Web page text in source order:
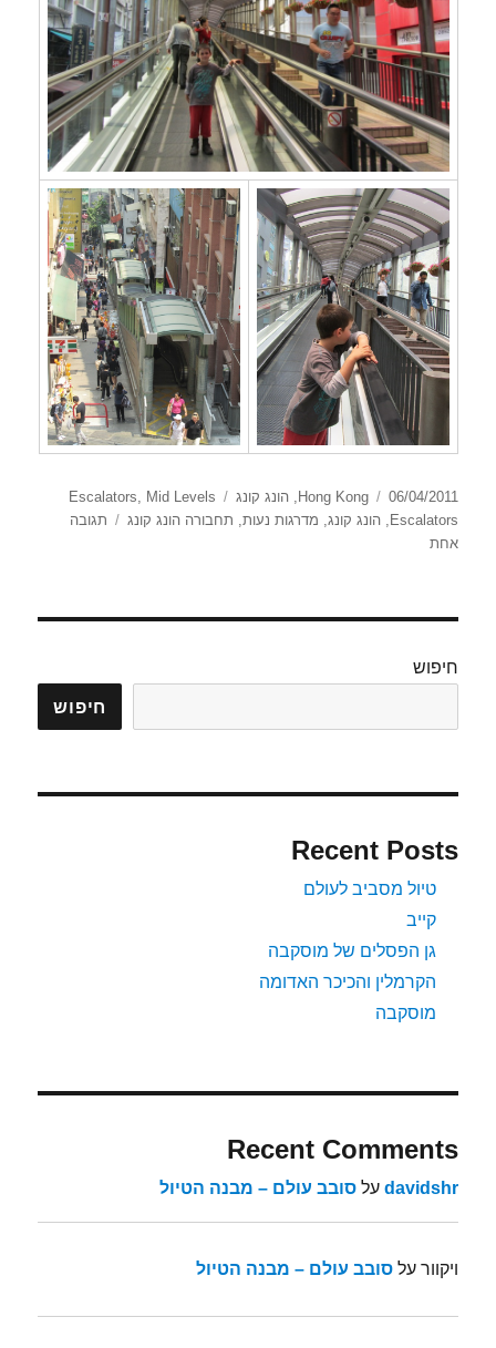
פורסם
בתאריך
06/04/2011 קטגוריות
Hong Kong
,הונג קונג תגיות Escalators, Mid Levels
Escalators
,הונג קונג, מדרגות נעות, תחבורה הונג קונג
תגובה
אחתעל
חיפוש
חיפוש
Recent Posts
טיול מסביב לעולם
קייב
גן הפסלים של מוסקבה
הקרמלין והכיכר האדומה
מוסקבה
Recent Comments
davidshr עלסובב עולם – מבנה הטיול
ויקוור עלסובב עולם – מבנה הטיול